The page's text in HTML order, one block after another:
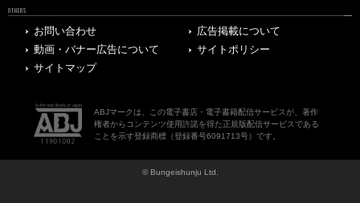
OTHERS
お問い合わせ
広告掲載について
動画・バナー広告について
サイトポリシー
サイトマップ
ABJマークは、この電子書店・電子書籍配信サービスが、著作
権者からコンテンツ使用許諾を得た正規版配信サービスである
ことを示す登録商標（登録番号6091713号）です。
© Bungeishunju Ltd.